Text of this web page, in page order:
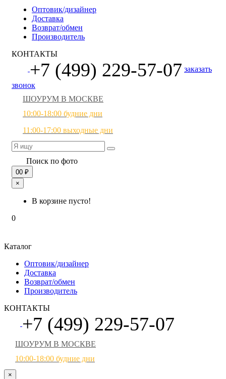
Оптовик/дизайнер
Доставка
Возврат/обмен
Производитель
КОНТАКТЫ
+7 (499) 229-57-07 заказать
звонок
ШОУРУМ В МОСКВЕ
10:00-18:00 будние дни
11:00-17:00 выходные дни
Поиск по фото
00 ₽
×
В корзине пусто!
0
Каталог
Оптовик/дизайнер
Доставка
Возврат/обмен
Производитель
КОНТАКТЫ
+7 (499) 229-57-07
ШОУРУМ В МОСКВЕ
10:00-18:00 будние дни
×